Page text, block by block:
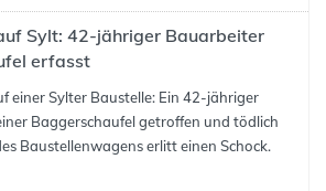
Sylt: 42-jähriger Bauarbeiter
erfasst
einer Sylter Baustelle: Ein 42-jähriger
Baggerschaufel getroffen und tödlich
Baustellenwagens erlitt einen Schock.